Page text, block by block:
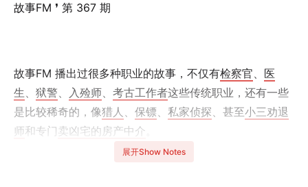
故事FM ❜ 第 367 期
故事FM 播出过很多种职业的故事，不仅有检察官、 医
生、 狱警、 入殓师、 考古工作者这些传统职业，还有一些
是比较稀奇的，像猎人 、 保镖、 私家侦探、甚至小三劝退
师和专门 卖凶宅的房产中介
展开Show Notes